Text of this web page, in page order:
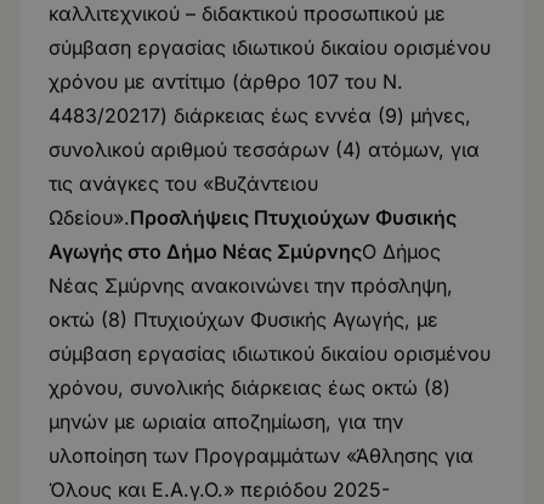
καλλιτεχνικού – διδακτικού προσωπικού με
σύμβαση εργασίας ιδιωτικού δικαίου ορισμένου
χρόνου με αντίτιμο (άρθρο 107 του Ν.
4483/20217) διάρκειας έως εννέα (9) μήνες,
συνολικού αριθμού τεσσάρων (4) ατόμων, για
τις ανάγκες του «Βυζάντειου
Ωδείου».Προσλήψεις Πτυχιούχων Φυσικής
Αγωγής στο Δήμο Νέας ΣμύρνηςΟ Δήμος
Νέας Σμύρνης ανακοινώνει την πρόσληψη,
οκτώ (8) Πτυχιούχων Φυσικής Αγωγής, με
σύμβαση εργασίας ιδιωτικού δικαίου ορισμένου
χρόνου, συνολικής διάρκειας έως οκτώ (8)
μηνών με ωριαία αποζημίωση, για την
υλοποίηση των Προγραμμάτων «Άθλησης για
Όλους και Ε.Α.γ.Ο.» περιόδου 2025-